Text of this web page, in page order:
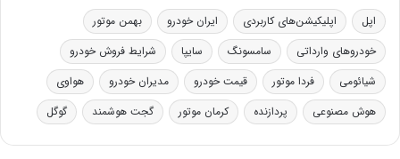
اپل اپلیکیشن‌های کاربردی ایران خودرو
بهمن موتور
خودروهای وارداتی
سامسونگ سایپا
شرایط فروش خودرو
شیائومی
فردا موتور قیمت خودرو مدیران خودرو
هواوی
هوش مصنوعی
پردازنده کرمان موتور گجت هوشمند گوگل